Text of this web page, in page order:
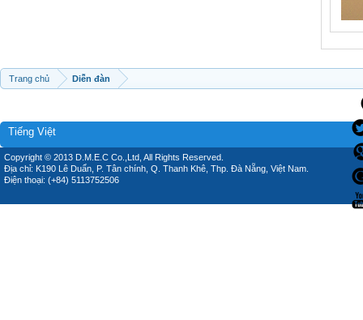
Trang chủ Diễn đàn
Tiếng Việt
Copyright © 2013 D.M.E.C Co.,Ltd, All Rights Reserved.
Địa chỉ: K190 Lê Duẩn, P. Tân chính, Q. Thanh Khê, Thp. Đà Nẵng, Việt Nam.
Điện thoại: (+84) 5113752506